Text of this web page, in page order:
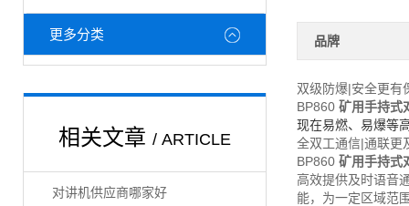
更多分类
相关文章 / ARTICLE
对讲机供应商哪家好
品牌
双级防爆|安全更有
BP860 矿用手持式
现在易燃、易爆等
全双工通信|通联更
BP860 矿用手持式
高效提供及时语音
能，为一定区域范